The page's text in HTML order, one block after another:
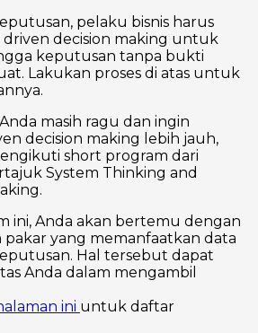
pelaku bisnis harus
decision making untuk
keputusan tanpa bukti
Lakukan proses di atas untuk
masih ragu dan ingin
decision making lebih jauh,
short program dari
System Thinking and
ini, Anda akan bertemu dengan
pakar yang memanfaatkan data
Hal tersebut dapat
Anda dalam mengambil
ini untuk daftar